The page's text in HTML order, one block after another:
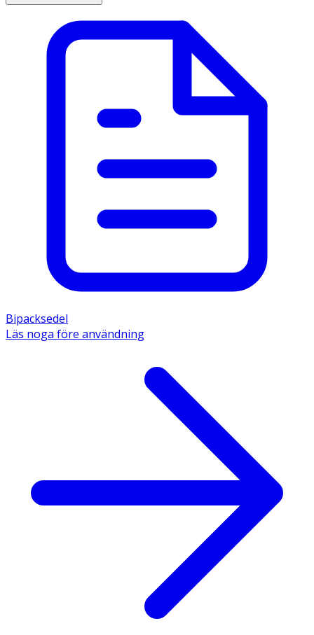
Bipacksedel
Läs noga före användning